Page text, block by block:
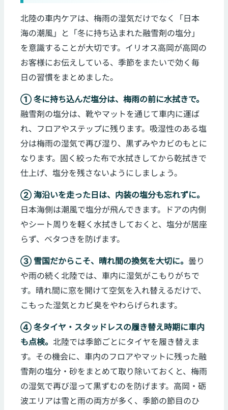
北陸の車内ケアは、梅雨の湿気だけでなく「日本
海の潮風」と「冬に持ち込まれた融雪剤の塩分」
を意識することが大切です。イリオス高岡が高岡の
お客様にお伝えしている、季節をまたいで効く毎
日の習慣をまとめました。
① 冬に持ち込んだ塩分は、梅雨の前に水拭きで。
融雪剤の塩分は、靴やマットを通じて車内に運ば
れ、フロアやステップに残ります。吸湿性のある塩
分は梅雨の湿気で再び湿り、黒ずみやカビのもとに
なります。固く絞った布で水拭きしてから乾拭きで
仕上げ、塩分を残さないようにしましょう。
② 海沿いを走った日は、内装の塩分も忘れずに。
日本海側は潮風で塩分が飛んできます。ドアの内側
やシート周りを軽く水拭きしておくと、塩分が居座
らず、ベタつきを防げます。
③ 雪国だからこそ、晴れ間の換気を大切に。 曇り
や雨の続く北陸では、車内に湿気がこもりがちで
す。晴れ間に窓を開けて空気を入れ替えるだけで、
こもった湿気とカビ臭をやわらげられます。
④ 冬タイヤ・スタッドレスの履き替え時期に車内
も点検。北陸では季節ごとにタイヤを履き替えま
す。その機会に、車内のフロアやマットに残った融
雪剤の塩分・砂をまとめて取り除いておくと、梅雨
の湿気で再び湿って黒ずむのを防げます。高岡・砺
波エリアは雪と雨の両方が多く、季節の節目のひ